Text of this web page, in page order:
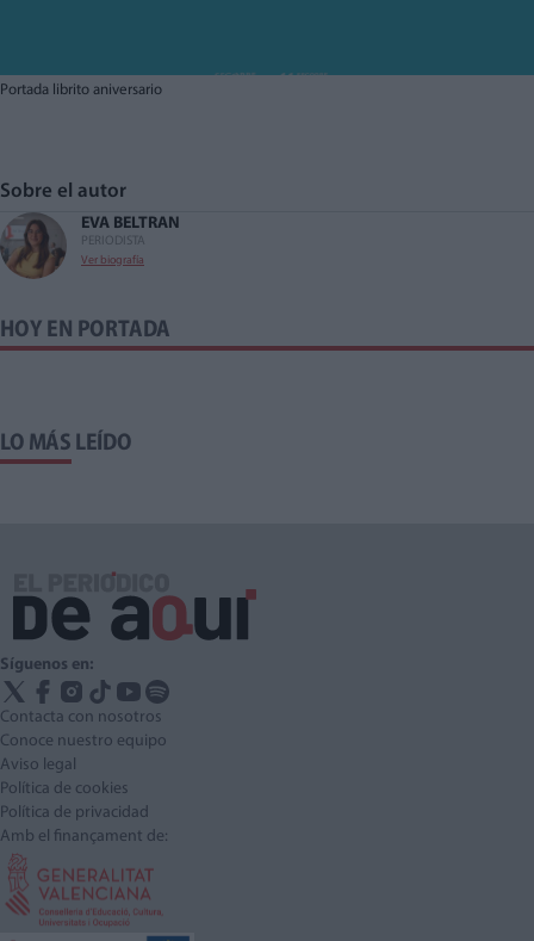
Portada librito aniversario
Sobre el autor
EVA BELTRAN
PERIODISTA
Ver biografía
HOY EN PORTADA
LO MÁS LEÍDO
Síguenos en:
Contacta con nosotros
Conoce nuestro equipo
Aviso legal
Política de cookies
Política de privacidad
Amb el finançament de: